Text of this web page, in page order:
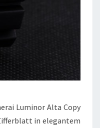
Luminor Alta Copy
in elegantem